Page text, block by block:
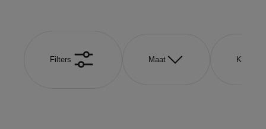
Filters Maat Kleur